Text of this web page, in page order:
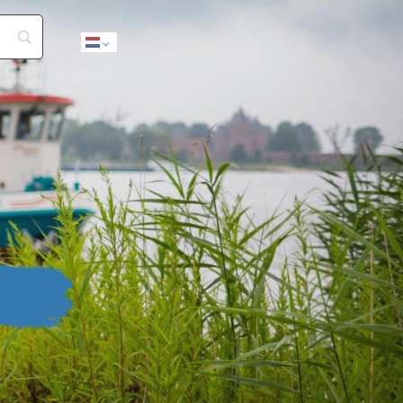
Dutch